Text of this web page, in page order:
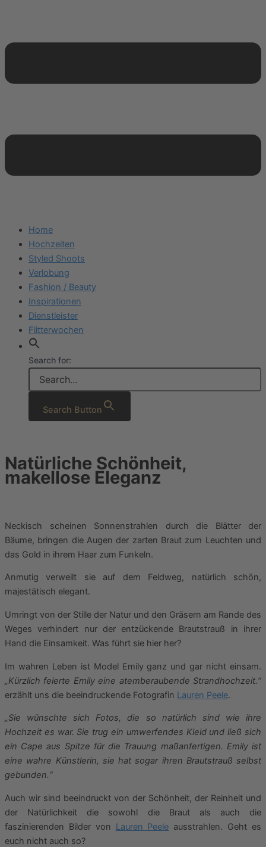
Home
Hochzeiten
Styled Shoots
Verlobung
Fashion / Beauty
Inspirationen
Dienstleister
Flitterwochen
Search for:
Search Button
Natürliche Schönheit,
makellose Eleganz
Neckisch scheinen Sonnenstrahlen durch die Blätter der
Bäume, bringen die Augen der zarten Braut zum Leuchten und
das Gold in ihrem Haar zum Funkeln.
Anmutig verweilt sie auf dem Feldweg, natürlich schön,
majestätisch elegant.
Umringt von der Stille der Natur und den Gräsern am Rande des
Weges verhindert nur der entzückende Brautstrauß in ihrer
Hand die Einsamkeit. Was führt sie hier her?
Im wahren Leben ist Model Emily ganz und gar nicht einsam.
„Kürzlich feierte Emily eine atemberaubende Strandhochzeit.“
erzählt uns die beeindruckende Fotografin Lauren Peele.
„Sie wünschte sich Fotos, die so natürlich sind wie ihre
Hochzeit es war. Sie trug ein umwerfendes Kleid und ließ sich
ein Cape aus Spitze für die Trauung maßanfertigen. Emily ist
eine wahre Künstlerin, sie hat sogar ihren Brautstrauß selbst
gebunden.“
Auch wir sind beeindruckt von der Schönheit, der Reinheit und
der Natürlichkeit die sowohl die Braut als auch die
faszinierenden Bilder von Lauren Peele ausstrahlen. Geht es
euch nicht auch so?